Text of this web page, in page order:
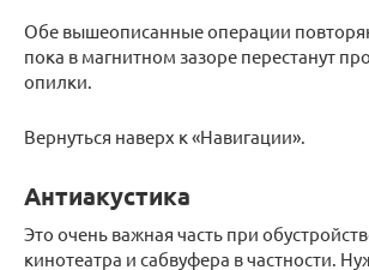
Обе вышеописанные операции
пока в магнитном зазоре перестанут
опилки.
Вернуться наверх к «Навигации».
Антиакустика
Это очень важная часть при
кинотеатра и сабвуфера в частности.